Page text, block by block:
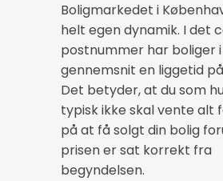
Boligmarkedet i
helt egen dynamik. I det
postnummer har boliger i
gennemsnit en liggetid på
Det betyder, at du som
typisk ikke skal vente
på at få solgt din bolig
prisen er sat korrekt fra
begyndelsen.